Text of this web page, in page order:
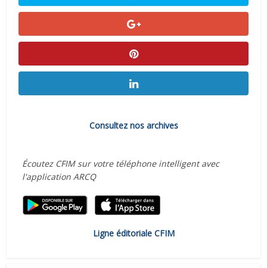
Consultez nos archives
Écoutez CFIM sur votre téléphone intelligent avec
l'application ARCQ
Ligne éditoriale CFIM